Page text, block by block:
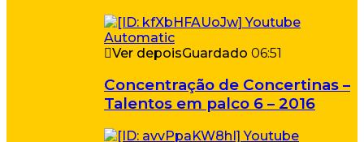
Ver depoisGuardado 06:51
Concentração de Concertinas –
Talentos em palco 6 – 2016